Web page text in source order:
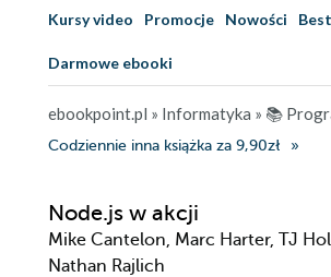
Kursy video Promocje Nowości
Darmowe ebooki
ebookpoint.pl » Informatyka » 📚
Codziennie inna książka za 9,90zł
Node.js w akcji
Mike Cantelon, Marc Harter, TJ
Nathan Rajlich